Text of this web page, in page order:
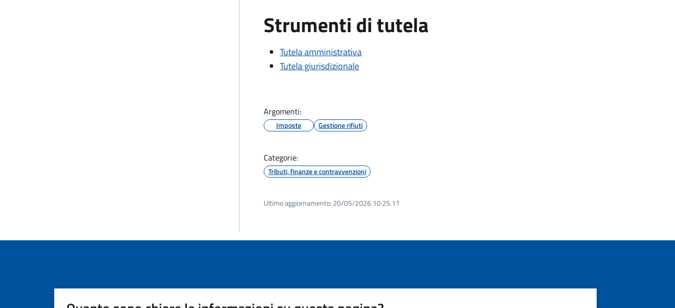
Strumenti di tutela
Tutela amministrativa
Tutela giurisdizionale
Argomenti:
Imposte Gestione rifiuti
Categorie:
Tributi, finanze e contravvenzioni
Ultimo aggiornamento: 20/05/2026 10:25.11